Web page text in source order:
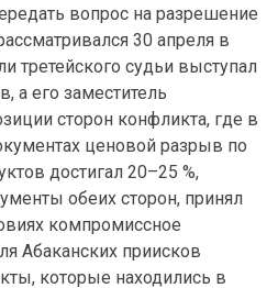
вопрос на разрешение
30 апреля в
третейского судьи выступал
а его заместитель
сторон конфликта, где в
ценовой разрыв по
достигал 20–25 %,
обеих сторон, принял
компромиссное
Абаканских приисков
которые находились в